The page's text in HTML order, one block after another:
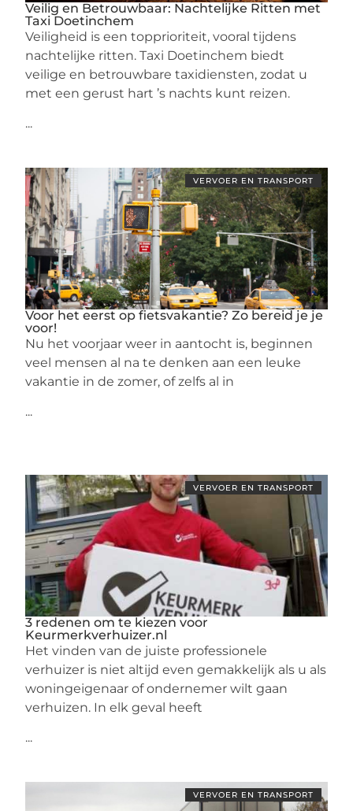
Veilig en Betrouwbaar: Nachtelijke Ritten met
Taxi Doetinchem
Veiligheid is een topprioriteit, vooral tijdens
nachtelijke ritten. Taxi Doetinchem biedt
veilige en betrouwbare taxidiensten, zodat u
met een gerust hart ’s nachts kunt reizen.
...
VERVOER EN TRANSPORT
Voor het eerst op fietsvakantie? Zo bereid je je
voor!
Nu het voorjaar weer in aantocht is, beginnen
veel mensen al na te denken aan een leuke
vakantie in de zomer, of zelfs al in
...
VERVOER EN TRANSPORT
3 redenen om te kiezen voor
Keurmerkverhuizer.nl
Het vinden van de juiste professionele
verhuizer is niet altijd even gemakkelijk als u als
woningeigenaar of ondernemer wilt gaan
verhuizen. In elk geval heeft
...
VERVOER EN TRANSPORT